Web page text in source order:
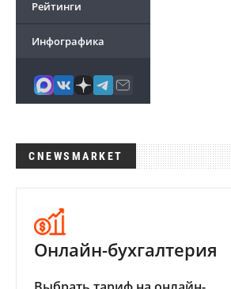
Рейтинги
Инфографика
CNEWSMARKET
Онлайн-бухгалтерия